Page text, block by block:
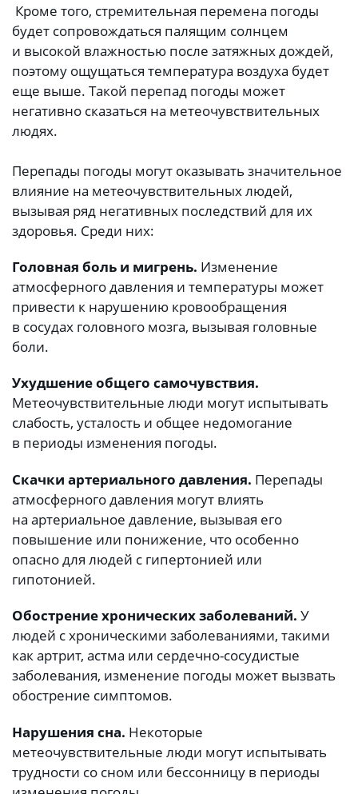
Кроме того, стремительная перемена погоды
будет сопровождаться палящим солнцем
и высокой влажностью после затяжных дождей,
поэтому ощущаться температура воздуха будет
еще выше. Такой перепад погоды может
негативно сказаться на метеочувствительных
людях.
Перепады погоды могут оказывать значительное
влияние на метеочувствительных людей,
вызывая ряд негативных последствий для их
здоровья. Среди них:
Головная боль и мигрень. Изменение
атмосферного давления и температуры может
привести к нарушению кровообращения
в сосудах головного мозга, вызывая головные
боли.
Ухудшение общего самочувствия.
Метеочувствительные люди могут испытывать
слабость, усталость и общее недомогание
в периоды изменения погоды.
Скачки артериального давления. Перепады
атмосферного давления могут влиять
на артериальное давление, вызывая его
повышение или понижение, что особенно
опасно для людей с гипертонией или
гипотонией.
Обострение хронических заболеваний. У
людей с хроническими заболеваниями, такими
как артрит, астма или сердечно-сосудистые
заболевания, изменение погоды может вызвать
обострение симптомов.
Нарушения сна. Некоторые
метеочувствительные люди могут испытывать
трудности со сном или бессонницу в периоды